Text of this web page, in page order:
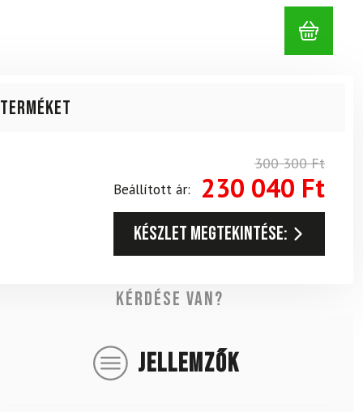
300 300Ft
Beállított ár:
230 040 Ft
Készlet megtekintése:
Kérdése van?
JELLEMZŐK